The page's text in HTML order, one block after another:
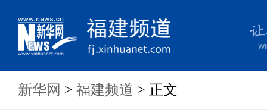
新华网 > 福建频道 > 正文